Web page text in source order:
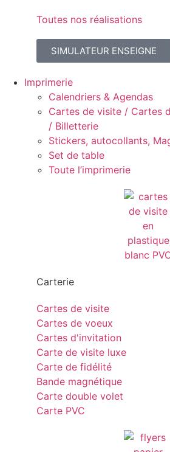
Toutes nos réalisations
SIMULATEUR ENSEIGNE
Imprimerie
Calendriers & Agendas
Cartes de visite / Cartes
/ Billetterie
Stickers, autocollants,
Set de table
Toute l’imprimerie
Carterie
Cartes de visite
Cartes de voeux
Cartes d'invitation
Carte de visite luxe
Carte de fidélité
Bande magnétique
Carte double volet
Carte PVC